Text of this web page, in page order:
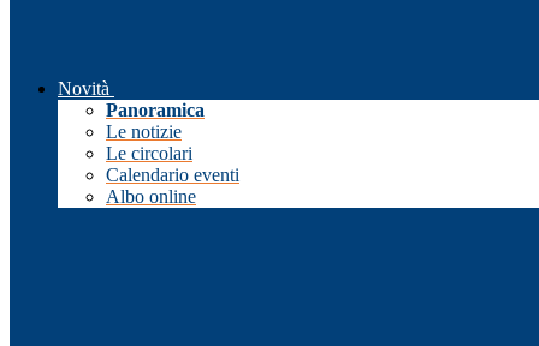
Novità
Panoramica
Le notizie
Le circolari
Calendario eventi
Albo online